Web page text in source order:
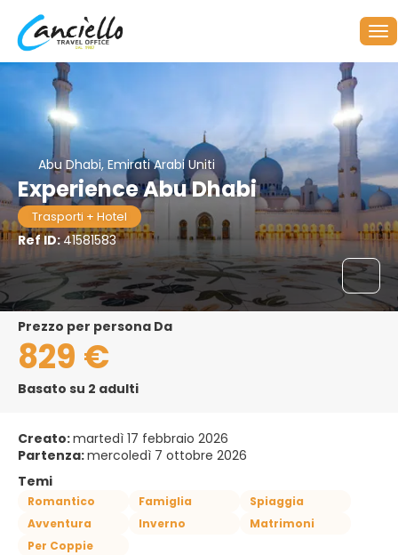
Abu Dhabi, Emirati Arabi Uniti
Experience Abu Dhabi
Trasporti + Hotel
Ref ID:41581583
Prezzo per persona Da
829 €
Basato su 2 adulti
Creato:martedì 17 febbraio 2026
Partenza:mercoledì 7 ottobre 2026
Temi
Romantico Famiglia
Spiaggia
Avventura
Inverno
Matrimoni
Per Coppie